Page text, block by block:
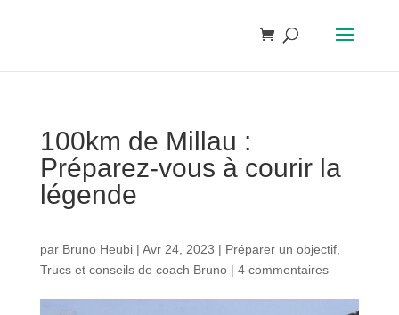
100km de Millau :
Préparez-vous à courir la
légende
par Bruno Heubi| Avr 24, 2023 | Préparer un objectif,
Trucs et conseils de coach Bruno| 4 commentaires